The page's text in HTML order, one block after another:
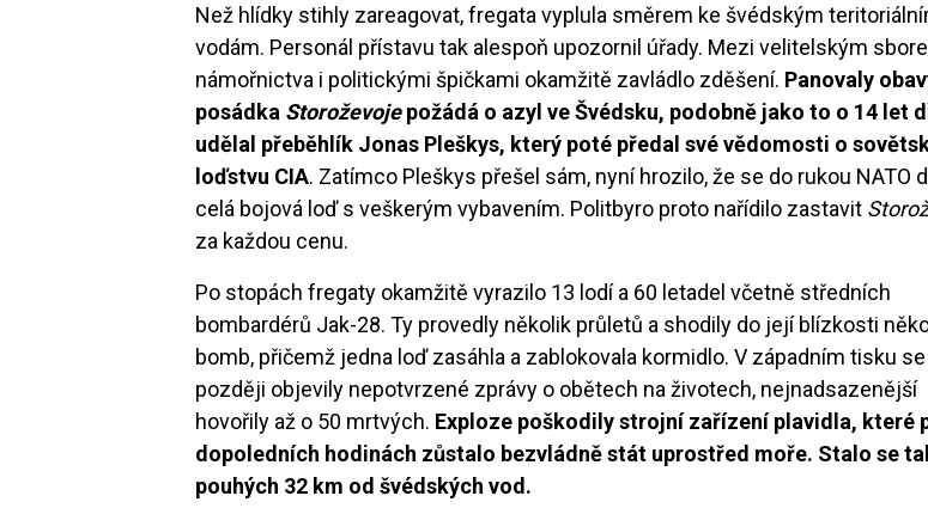
Než hlídky stihly zareagovat, fregata vyplula směrem ke švédským
vodám. Personál přístavu tak alespoň upozornil úřady. Mezi velitelským
námořnictva i politickými špičkami okamžitě zavládlo zděšení. Panovaly
posádka Storoževojepožádá o azyl ve Švédsku, podobně jako to o 14 let
udělal přeběhlík Jonas Pleškys, který poté předal své vědomosti o
loďstvu CIA. Zatímco Pleškys přešel sám, nyní hrozilo, že se do rukou NATO
celá bojová loď s veškerým vybavením. Politbyro proto nařídilo zastavit
za každou cenu.
Po stopách fregaty okamžitě vyrazilo 13 lodí a 60 letadel včetně středních
bombardérů Jak-28. Ty provedly několik průletů a shodily do její blízkosti
bomb, přičemž jedna loď zasáhla a zablokovala kormidlo. V západním tisku se
později objevily nepotvrzené zprávy o obětech na životech, nejnadsazenější
hovořily až o 50 mrtvých. Exploze poškodily strojní zařízení plavidla, které
dopoledních hodinách zůstalo bezvládně stát uprostřed moře. Stalo se
pouhých 32 km od švédských vod.